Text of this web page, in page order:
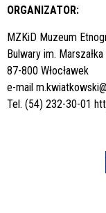
ORGANIZATOR:
MZKiD Muzeum
Bulwary im.
87-800 Włocławek
e-mail
Tel. (54) 232-30-01